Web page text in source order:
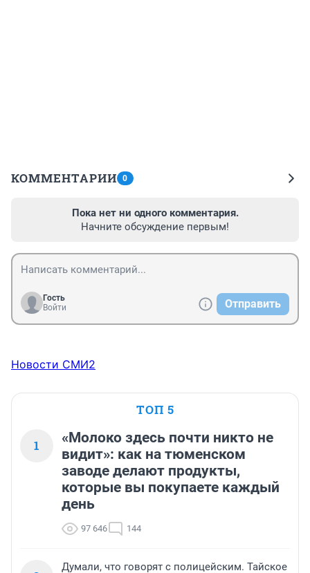
КОММЕНТАРИИ 0
Пока нет ни одного комментария.
Начните обсуждение первым!
Гость
Войти
Отправить
Новости СМИ2
ТОП 5
1
«Молоко здесь почти никто не
видит»: как на тюменском
заводе делают продукты,
которые вы покупаете каждый
день
97 646 144
Думали, что говорят с полицейским. Тайское